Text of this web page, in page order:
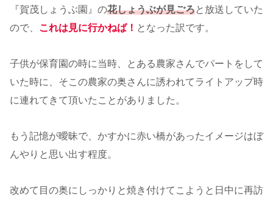
『賀茂しょうぶ園』の花しょうぶが見ごろと放送していた
ので、 これは見に行かねば！ となった訳です。
子供が保育園の時に当時、とある農家さんでパートをして
いた時に、そこの農家の奥さんに誘われてライトアップ時
に連れてきて頂いたことがありました。
もう記憶が曖昧で、かすかに赤い橋があったイメージはぼ
んやりと思い出す程度。
改めて目の奥にしっかりと焼き付けてこようと日中に再訪